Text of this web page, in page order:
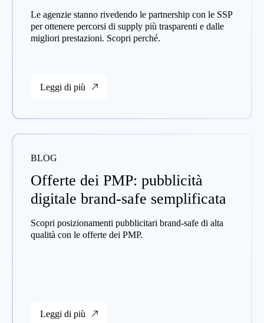
Le agenzie stanno rivedendo le partnership con le SSP
per ottenere percorsi di supply più trasparenti e dalle
migliori prestazioni. Scopri perché.
Leggi di più
BLOG
Offerte dei PMP: pubblicità
digitale brand-safe semplificata
Scopri posizionamenti pubblicitari brand-safe di alta
qualità con le offerte dei PMP.
Leggi di più